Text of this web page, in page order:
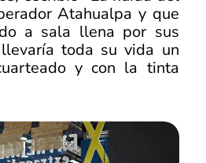
Atahualpa y que
a sala llena por sus
toda su vida un
y con la tinta